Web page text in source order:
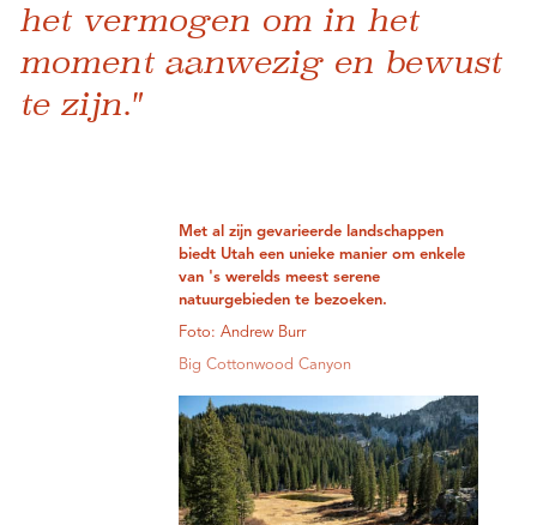
het vermogen om in het
moment aanwezig en bewust
te zijn."
Met al zijn gevarieerde landschappen
biedt Utah een unieke manier om enkele
van 's werelds meest serene
natuurgebieden te bezoeken.
Foto: Andrew Burr
Big Cottonwood Canyon